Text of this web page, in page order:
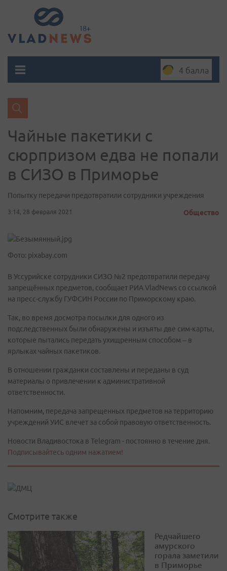
4 балла
Чайные пакетики с
сюрпризом едва не попали
в СИЗО в Приморье
Попытку передачи предотвратили сотрудники учреждения
3:14, 28 февраля 2021 Общество
Фото: pixabay.com
В Уссурийске сотрудники СИЗО №2 предотвратили передачу
запрещённых предметов, сообщает РИА VladNews со ссылкой
на пресс-службу ГУФСИН России по Приморскому краю.
Так, во время досмотра посылки для одного из
подследственных были обнаружены и изъяты две сим-карты,
которые пытались передать ухищренным способом – в
ярлыках чайных пакетиков.
В отношении гражданки составлены и переданы в суд
материалы о привлечении к административной
ответственности.
Напомним, передача запрещенных предметов на территорию
учреждений УИС влечет за собой правовую ответственность.
Новости Владивостока в Telegram - постоянно в течение дня.
Подписывайтесь одним нажатием!
Смотрите также
Редчайшего
амурского
горала заметили
в Приморье